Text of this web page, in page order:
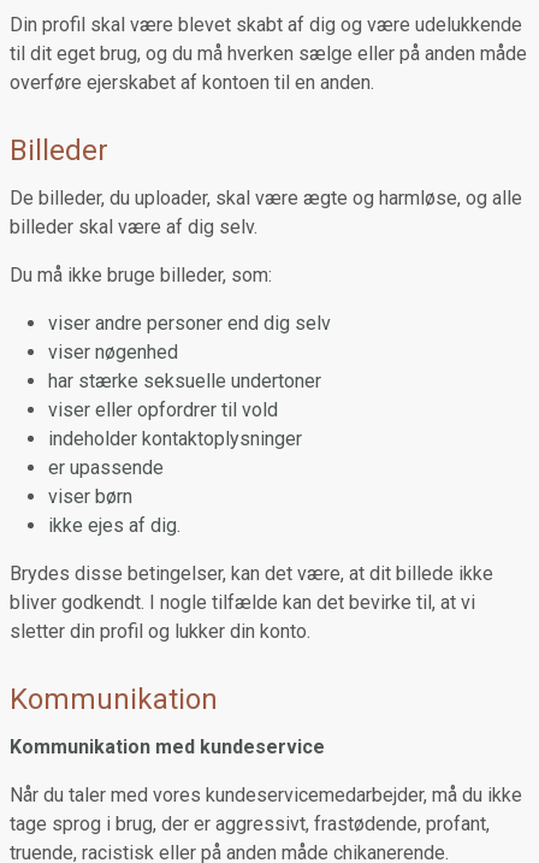
Din profil skal være blevet skabt af dig og være udelukkende
til dit eget brug, og du må hverken sælge eller på anden måde
overføre ejerskabet af kontoen til en anden.
Billeder
De billeder, du uploader, skal være ægte og harmløse, og alle
billeder skal være af dig selv.
Du må ikke bruge billeder, som:
viser andre personer end dig selv
viser nøgenhed
har stærke seksuelle undertoner
viser eller opfordrer til vold
indeholder kontaktoplysninger
er upassende
viser børn
ikke ejes af dig.
Brydes disse betingelser, kan det være, at dit billede ikke
bliver godkendt. I nogle tilfælde kan det bevirke til, at vi
sletter din profil og lukker din konto.
Kommunikation
Kommunikation med kundeservice
Når du taler med vores kundeservicemedarbejder, må du ikke
tage sprog i brug, der er aggressivt, frastødende, profant,
truende, racistisk eller på anden måde chikanerende.